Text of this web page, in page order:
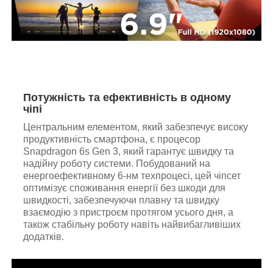
Потужність та ефективність в одному
чіпі
Центральним елементом, який забезпечує високу
продуктивність смартфона, є процесор
Snapdragon 6s Gen 3, який гарантує швидку та
надійну роботу системи. Побудований на
енергоефективному 6-нм техпроцесі, цей чіпсет
оптимізує споживання енергії без шкоди для
швидкості, забезпечуючи плавну та швидку
взаємодію з пристроєм протягом усього дня, а
також стабільну роботу навіть найвибагливіших
додатків.